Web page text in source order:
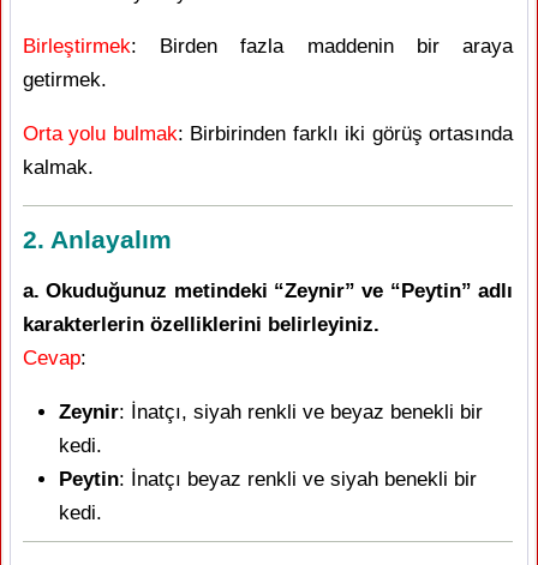
Birleştirmek: Birden fazla maddenin bir araya
getirmek.
Orta yolu bulmak: Birbirinden farklı iki görüş ortasında
kalmak.
2. Anlayalım
a. Okuduğunuz metindeki “Zeynir” ve “Peytin” adlı
karakterlerin özelliklerini belirleyiniz.
Cevap:
Zeynir: İnatçı, siyah renkli ve beyaz benekli bir
kedi.
Peytin: İnatçı beyaz renkli ve siyah benekli bir
kedi.